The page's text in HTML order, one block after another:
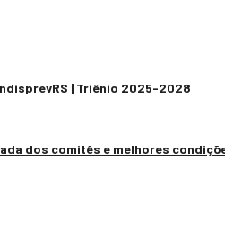
| Triênio 2025-2028
dos comitês e melhores